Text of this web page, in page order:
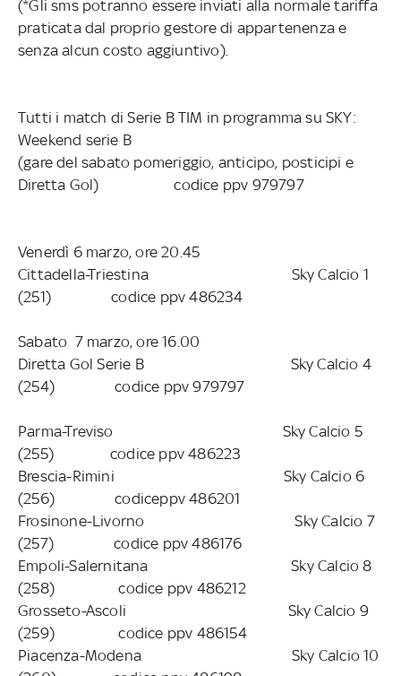
(*Gli sms potranno essere inviati alla normale tariffa
praticata dal proprio gestore di appartenenza e
senza alcun costo aggiuntivo).
Tutti i match di Serie B TIM in programma su SKY:
Weekend serie B
(gare del sabato pomeriggio, anticipo, posticipi e
Diretta Gol) codice ppv 979797
Venerdì 6 marzo, ore 20.45
Cittadella-Triestina Sky Calcio 1
(251) codice ppv 486234
Sabato 7 marzo, ore 16.00
Diretta Gol Serie B Sky Calcio 4
(254) codice ppv 979797
Parma-Treviso Sky Calcio 5
(255) codice ppv 486223
Brescia-Rimini Sky Calcio 6
(256) codiceppv 486201
Frosinone-Livorno Sky Calcio 7
(257) codice ppv 486176
Empoli-Salernitana Sky Calcio 8
(258) codice ppv 486212
Grosseto-Ascoli Sky Calcio 9
(259) codice ppv 486154
Piacenza-Modena Sky Calcio 10